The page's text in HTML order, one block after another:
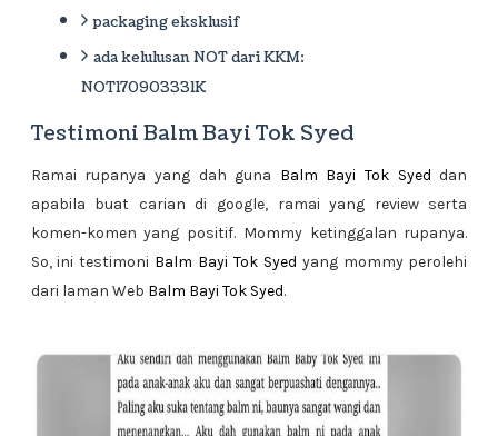
packaging eksklusif
ada kelulusan NOT dari KKM:
NOT170903331K
Testimoni Balm Bayi Tok Syed
Ramai rupanya yang dah guna Balm Bayi Tok Syed dan
apabila buat carian di google, ramai yang review serta
komen-komen yang positif. Mommy ketinggalan rupanya.
So, ini testimoni Balm Bayi Tok Syed yang mommy perolehi
dari laman Web Balm Bayi Tok Syed.